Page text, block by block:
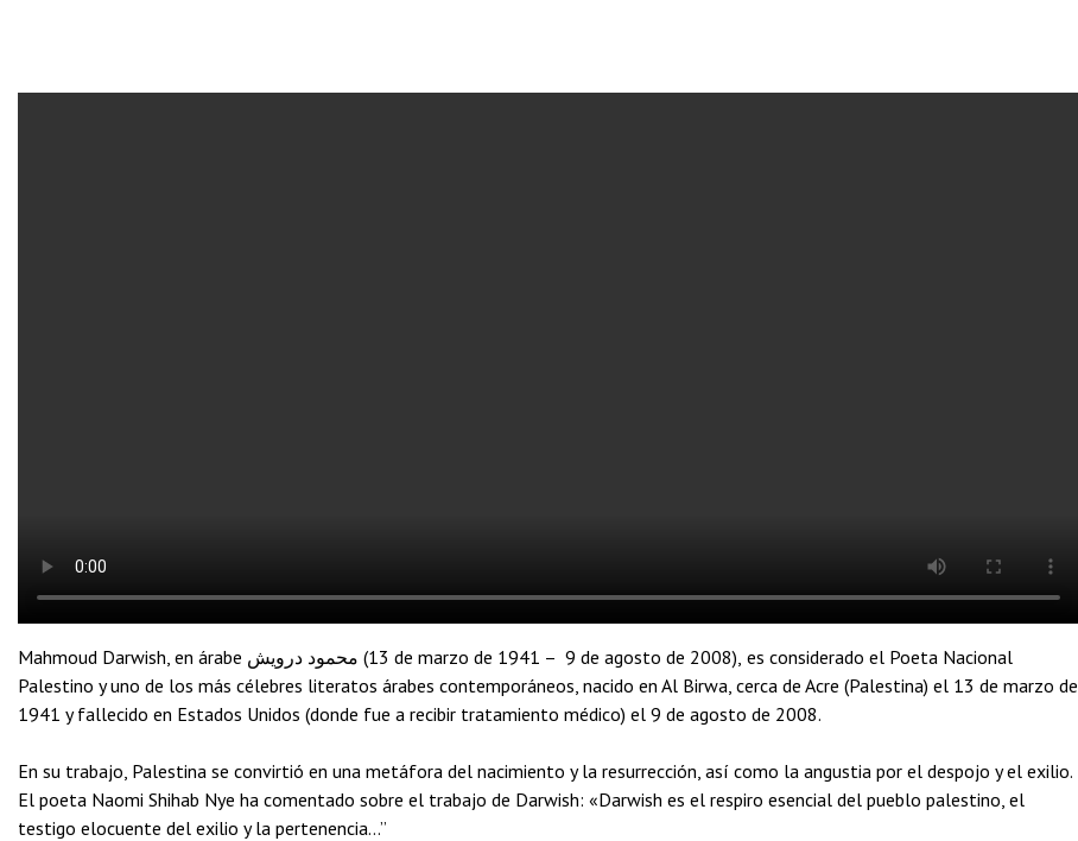
Mahmoud Darwish, en árabe محمود درويش (13 de marzo de 1941 – 9 de agosto de 2008), es considerado el Poeta Nacional
Palestino y uno de los más célebres literatos árabes contemporáneos, nacido en Al Birwa, cerca de Acre (Palestina) el 13 de marzo de
1941 y fallecido en Estados Unidos (donde fue a recibir tratamiento médico) el 9 de agosto de 2008.
En su trabajo, Palestina se convirtió en una metáfora del nacimiento y la resurrección, así como la angustia por el despojo y el exilio.
El poeta Naomi Shihab Nye ha comentado sobre el trabajo de Darwish: «Darwish es el respiro esencial del pueblo palestino, el
testigo elocuente del exilio y la pertenencia…”